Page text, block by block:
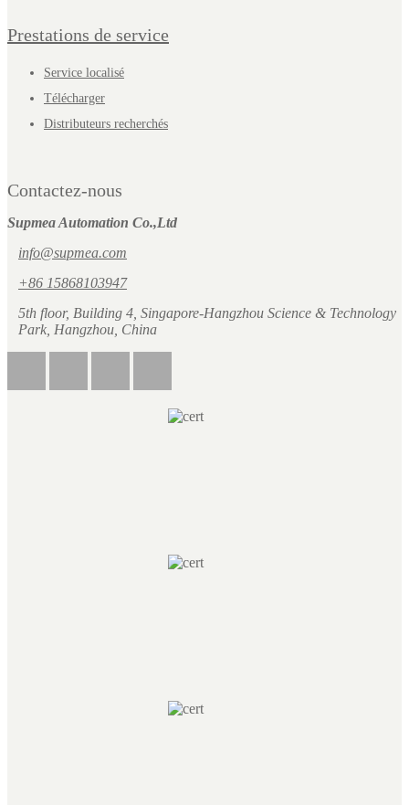
Prestations de service
Service localisé
Télécharger
Distributeurs recherchés
Contactez-nous
Supmea Automation Co.,Ltd
info@supmea.com
+86 15868103947
5th floor, Building 4, Singapore-Hangzhou Science & Technology
Park, Hangzhou, China